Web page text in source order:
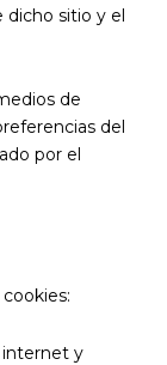
sitio y el
de
del
por el
internet y